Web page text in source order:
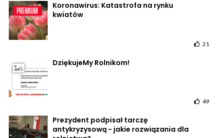
Koronawirus: Katastrofa na rynku
kwiatów
21
DziękujeMy Rolnikom!
49
Prezydent podpisał tarczę
antykryzysową - jakie rozwiązania dla